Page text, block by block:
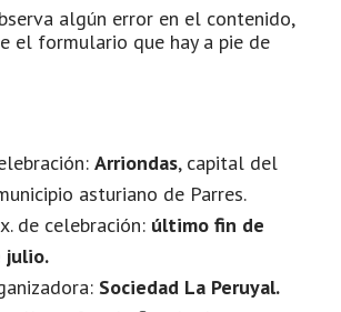
algún error en el contenido,
el formulario que hay a pie de
Arriondas, capital del
asturiano de Parres.
de celebración: último fin de
julio.
Sociedad La Peruyal.